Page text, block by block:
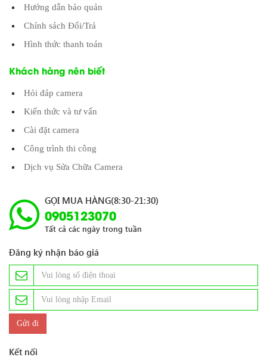
Hướng dẫn bảo quản
Chính sách Đổi/Trả
Hình thức thanh toán
Khách hàng nên biết
Hỏi đáp camera
Kiến thức và tư vấn
Cài đặt camera
Công trình thi công
Dịch vụ Sửa Chữa Camera
GỌI MUA HÀNG(8:30-21:30)
0905123070
Tất cả các ngày trong tuần
Đăng ký nhận báo giá
Kết nối